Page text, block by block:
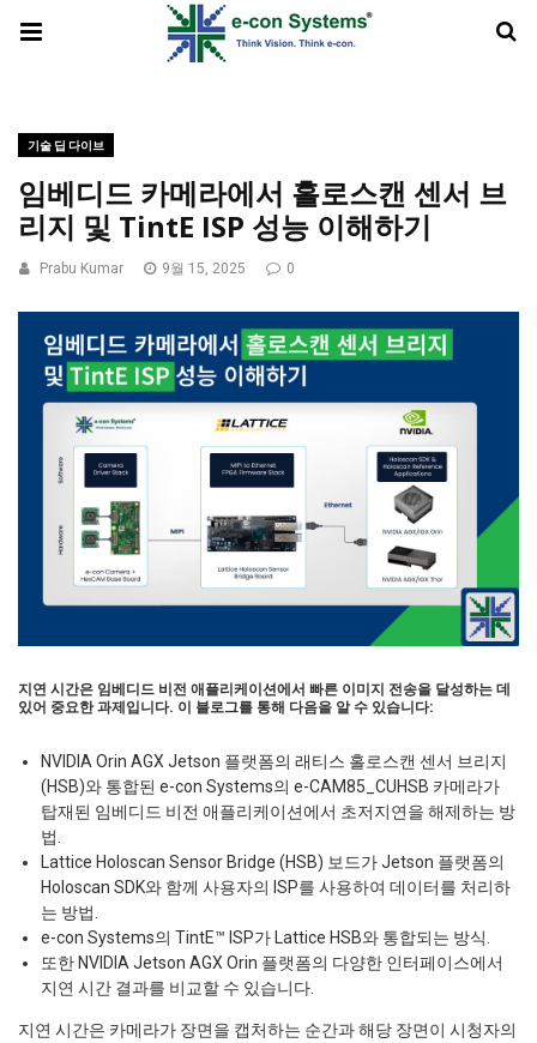
기술 딥 다이브
임베디드 카메라에서 홀로스캔 센서 브
리지 및 TintE ISP 성능 이해하기
Prabu Kumar 9월 15, 2025 0
지연 시간은 임베디드 비전 애플리케이션에서 빠른 이미지 전송을 달성하는 데
있어 중요한 과제입니다. 이 블로그를 통해 다음을 알 수 있습니다:
NVIDIA Orin AGX Jetson 플랫폼의 래티스 홀로스캔 센서 브리지
(HSB)와 통합된 e-con Systems의 e-CAM85_CUHSB 카메라가
탑재된 임베디드 비전 애플리케이션에서 초저지연을 해제하는 방
법.
Lattice Holoscan Sensor Bridge (HSB) 보드가 Jetson 플랫폼의
Holoscan SDK와 함께 사용자의 ISP를 사용하여 데이터를 처리하
는 방법.
e-con Systems의 TintE™ ISP가 Lattice HSB와 통합되는 방식.
또한 NVIDIA Jetson AGX Orin 플랫폼의 다양한 인터페이스에서
지연 시간 결과를 비교할 수 있습니다.
지연 시간은 카메라가 장면을 캡처하는 순간과 해당 장면이 시청자의